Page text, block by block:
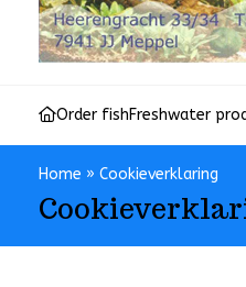
Order fishFreshwater
Home » Cookieverklaring